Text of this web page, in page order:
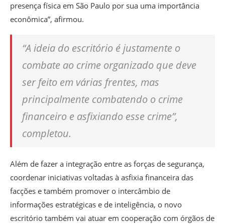
presença física em São Paulo por sua uma importância
econômica”, afirmou.
“A ideia do escritório é justamente o
combate ao crime organizado que deve
ser feito em várias frentes, mas
principalmente combatendo o crime
financeiro e asfixiando esse crime”,
completou.
Além de fazer a integração entre as forças de segurança,
coordenar iniciativas voltadas à asfixia financeira das
facções e também promover o intercâmbio de
informações estratégicas e de inteligência, o novo
escritório também vai atuar em cooperação com órgãos de